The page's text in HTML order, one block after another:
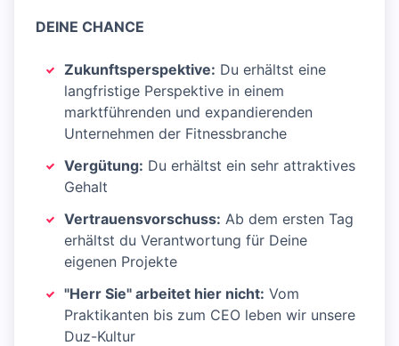
DEINE CHANCE
Zukunftsperspektive: Du erhältst eine
langfristige Perspektive in einem
marktführenden und expandierenden
Unternehmen der Fitnessbranche
Vergütung: Du erhältst ein sehr attraktives
Gehalt
Vertrauensvorschuss: Ab dem ersten Tag
erhältst du Verantwortung für Deine
eigenen Projekte
"Herr Sie" arbeitet hier nicht: Vom
Praktikanten bis zum CEO leben wir unsere
Duz-Kultur